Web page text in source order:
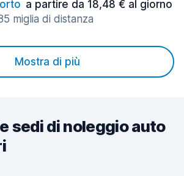
a partire da 18,48 € al giorno
miglia di distanza
Mostra di più
sedi di noleggio auto